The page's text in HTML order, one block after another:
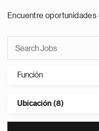
Encuentre oportunidades
Función
Ubicación (8)